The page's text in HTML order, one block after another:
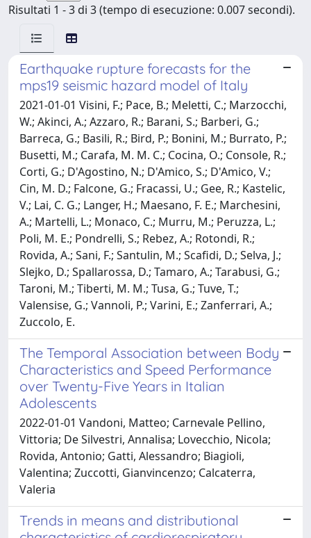
Risultati 1 - 3 di 3 (tempo di esecuzione: 0.007 secondi).
Earthquake rupture forecasts for the
mps19 seismic hazard model of Italy
2021-01-01 Visini, F.; Pace, B.; Meletti, C.; Marzocchi,
W.; Akinci, A.; Azzaro, R.; Barani, S.; Barberi, G.;
Barreca, G.; Basili, R.; Bird, P.; Bonini, M.; Burrato, P.;
Busetti, M.; Carafa, M. M. C.; Cocina, O.; Console, R.;
Corti, G.; D'Agostino, N.; D'Amico, S.; D'Amico, V.;
Cin, M. D.; Falcone, G.; Fracassi, U.; Gee, R.; Kastelic,
V.; Lai, C. G.; Langer, H.; Maesano, F. E.; Marchesini,
A.; Martelli, L.; Monaco, C.; Murru, M.; Peruzza, L.;
Poli, M. E.; Pondrelli, S.; Rebez, A.; Rotondi, R.;
Rovida, A.; Sani, F.; Santulin, M.; Scafidi, D.; Selva, J.;
Slejko, D.; Spallarossa, D.; Tamaro, A.; Tarabusi, G.;
Taroni, M.; Tiberti, M. M.; Tusa, G.; Tuve, T.;
Valensise, G.; Vannoli, P.; Varini, E.; Zanferrari, A.;
Zuccolo, E.
The Temporal Association between Body
Characteristics and Speed Performance
over Twenty-Five Years in Italian
Adolescents
2022-01-01 Vandoni, Matteo; Carnevale Pellino,
Vittoria; De Silvestri, Annalisa; Lovecchio, Nicola;
Rovida, Antonio; Gatti, Alessandro; Biagioli,
Valentina; Zuccotti, Gianvincenzo; Calcaterra,
Valeria
Trends in means and distributional